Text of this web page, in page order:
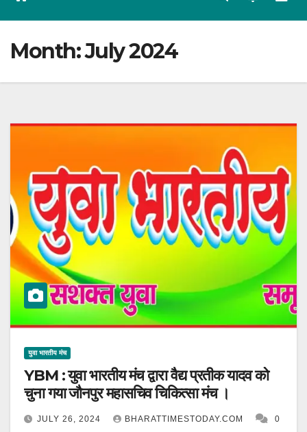
Month:July 2024
युवा भारतीय मंच
YBM : युवा भारतीय मंच द्वारा वैद्य प्रतीक यादव को
चुना गया जौनपुर महासचिव चिकित्सा मंच ।
JULY 26, 2024 BHARATTIMESTODAY.COM
0